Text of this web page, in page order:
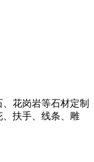
花岗岩等石材定制
、扶手、线条、雕